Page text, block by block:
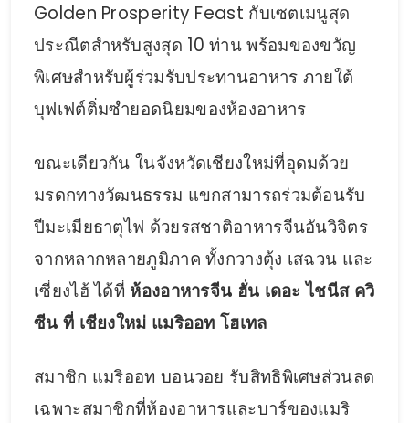
Golden Prosperity Feast กับเซตเมนูสุด
ประณีตสำหรับสูงสุด 10 ท่าน พร้อมของขวัญ
พิเศษสำหรับผู้ร่วมรับประทานอาหาร ภายใต้
บุฟเฟต์ติ่มซำยอดนิยมของห้องอาหาร
ขณะเดียวกัน ในจังหวัดเชียงใหม่ที่อุดมด้วย
มรดกทางวัฒนธรรม แขกสามารถร่วมต้อนรับ
ปีมะเมียธาตุไฟ ด้วยรสชาติอาหารจีนอันวิจิตร
จากหลากหลายภูมิภาค ทั้งกวางตุ้ง เสฉวน และ
เซี่ยงไฮ้ ได้ที่ ห้องอาหารจีน ฮั่น เดอะ ไชนีส ควิ
ซีน ที่ เชียงใหม่ แมริออท โฮเทล
สมาชิก แมริออท บอนวอย รับสิทธิพิเศษส่วนลด
เฉพาะสมาชิกที่ห้องอาหารและบาร์ของแมริ